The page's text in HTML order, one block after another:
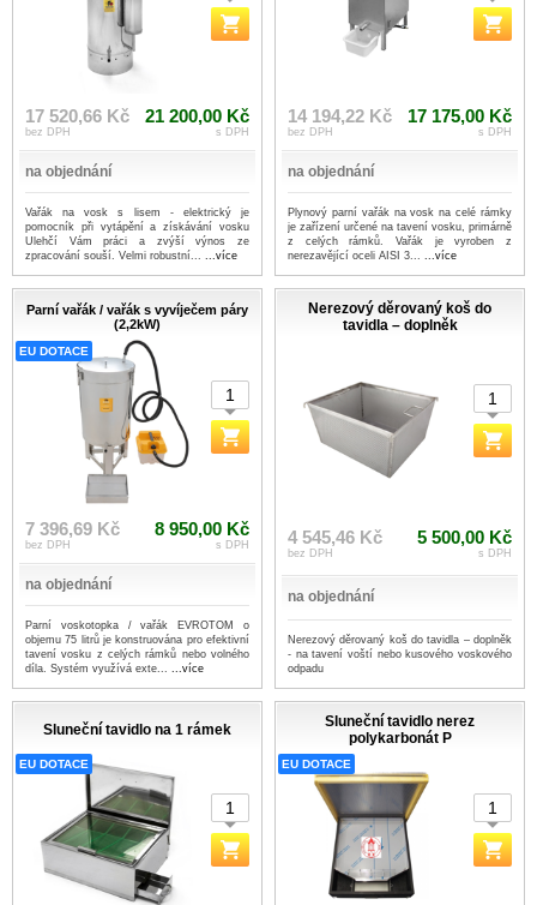
17 520,66 Kč
bez DPH
21 200,00 Kč
s DPH
na objednání
Vařák na vosk s lisem - elektrický je
pomocník při vytápění a získávání vosku
Ulehčí Vám práci a zvýší výnos ze
zpracování souší. Velmi robustní... ...více
14 194,22 Kč
bez DPH
17 175,00 Kč
s DPH
na objednání
Plynový parní vařák na vosk na celé rámky
je zařízení určené na tavení vosku, primárně
z celých rámků. Vařák je vyroben z
nerezavějící oceli AISI 3... ...více
Parní vařák / vařák s vyvíječem páry
(2,2kW)
EU DOTACE
7 396,69 Kč
bez DPH
8 950,00 Kč
s DPH
na objednání
Parní voskotopka / vařák EVROTOM o
objemu 75 litrů je konstruována pro efektivní
tavení vosku z celých rámků nebo volného
díla. Systém využívá exte... ...více
Nerezový děrovaný koš do
tavidla – doplněk
4 545,46 Kč
bez DPH
5 500,00 Kč
s DPH
na objednání
Nerezový děrovaný koš do tavidla – doplněk
- na tavení voští nebo kusového voskového
odpadu
Sluneční tavidlo na 1 rámek
EU DOTACE
Sluneční tavidlo nerez
polykarbonát P
EU DOTACE